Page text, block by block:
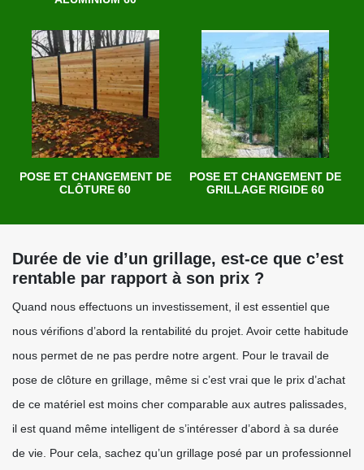
POSE ET CHANGEMENT DE
CLÔTURE 60
POSE ET CHANGEMENT DE
GRILLAGE RIGIDE 60
Durée de vie d’un grillage, est-ce que c’est
rentable par rapport à son prix ?
Quand nous effectuons un investissement, il est essentiel que
nous vérifions d’abord la rentabilité du projet. Avoir cette habitude
nous permet de ne pas perdre notre argent. Pour le travail de
pose de clôture en grillage, même si c’est vrai que le prix d’achat
de ce matériel est moins cher comparable aux autres palissades,
il est quand même intelligent de s’intéresser d’abord à sa durée
de vie. Pour cela, sachez qu’un grillage posé par un professionnel